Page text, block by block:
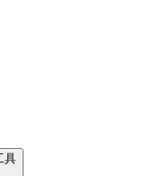
具